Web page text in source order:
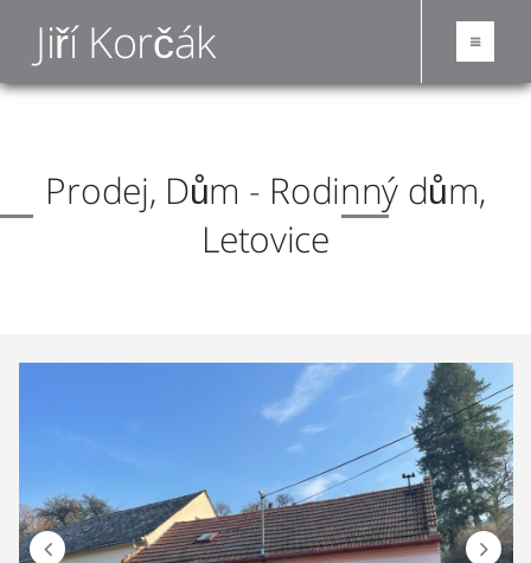
Jiří Korčák
Prodej, Dům - Rodinný dům,
Letovice